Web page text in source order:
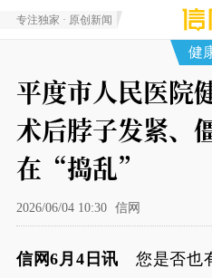
专注独家 · 原创新闻
健
平度市人民医院
术后脖子发紧、
在“捣乱”
2026/06/04 10:30 信网
信网6月4日讯 您是否也